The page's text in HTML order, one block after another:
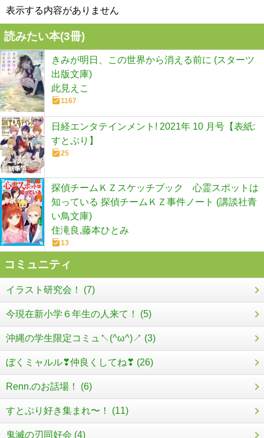
表示する内容がありません
読みたい本(3冊)
きみが明日、この世界から消える前に (スターツ
出版文庫)
此見えこ
1167
日経エンタテインメント! 2021年 10 月号【表紙:
すとぷり】
25
探偵チームＫＺスケッチブック 心霊スポットは
知っている 探偵チームＫＺ事件ノート (講談社青
い鳥文庫)
住滝良,藤本ひとみ
13
コミュニティ
イラスト研究会！ (7)
今現在新小学６年生の人来て！ (5)
沖縄の学生限定コミュ↖(^ω^)↗ (3)
ぼくミャルル❣仲良くしてね❣ (26)
Renn.のお話場！ (6)
すとぷり好き集まれ〜！ (11)
鬼滅の刃同好会 (4)